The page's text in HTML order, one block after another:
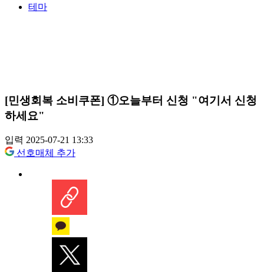
테마
[민생회복 소비쿠폰] ①오늘부터 신청 "여기서 신청
하세요"
입력 2025-07-21 13:33
선호매체 추가